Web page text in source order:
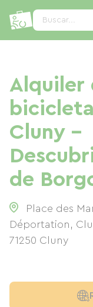
Buscar...
Alquiler
Cluny -
de
Place des
Déportation,
71250 Cluny
Panel de gestión